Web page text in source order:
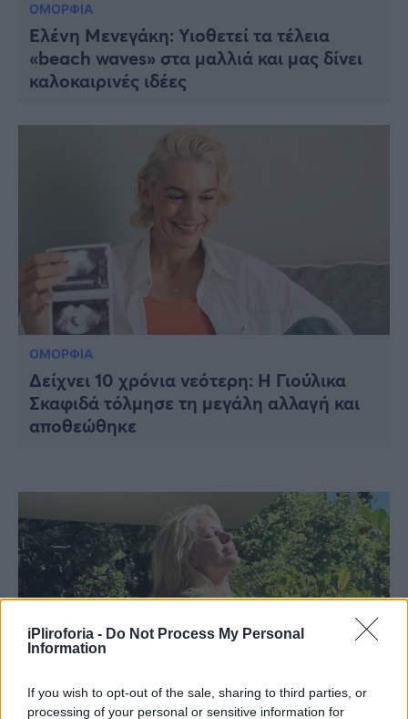
iPliroforia - Do Not Process My Personal
Information
If you wish to opt-out of the sale, sharing to third parties, or
processing of your personal or sensitive information for
ΟΜΟΡΦΙΑ
Ελένη Μενεγάκη: Υιοθετεί τα τέλεια
«beach waves» στα μαλλιά και μας δίνει
καλοκαιρινές ιδέες
ΟΜΟΡΦΙΑ
Δείχνει 10 χρόνια νεότερη: Η Γιούλικα
Σκαφιδά τόλμησε τη μεγάλη αλλαγή και
αποθεώθηκε